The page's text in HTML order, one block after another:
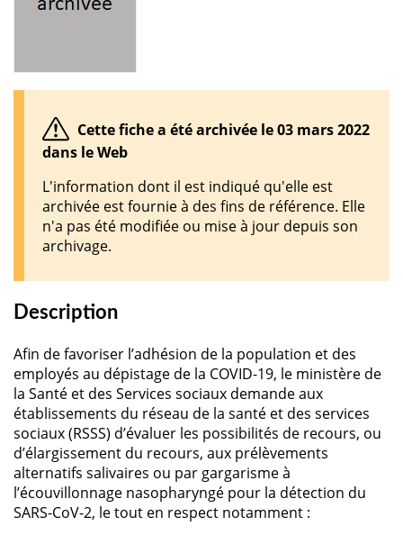
Cette fiche a été archivée le 03 mars 2022
dans le Web
L'information dont il est indiqué qu'elle est
archivée est fournie à des fins de référence. Elle
n'a pas été modifiée ou mise à jour depuis son
archivage.
Description
Afin de favoriser l’adhésion de la population et des
employés au dépistage de la COVID-19, le ministère de
la Santé et des Services sociaux demande aux
établissements du réseau de la santé et des services
sociaux (RSSS) d’évaluer les possibilités de recours, ou
d’élargissement du recours, aux prélèvements
alternatifs salivaires ou par gargarisme à
l’écouvillonnage nasopharyngé pour la détection du
SARS-CoV-2, le tout en respect notamment :